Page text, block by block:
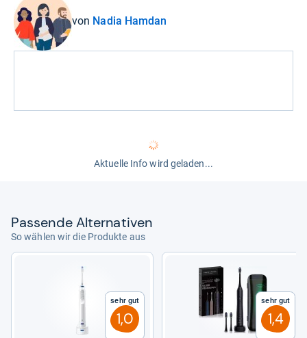
von Nadia Hamdan
Aktuelle Info wird geladen...
Pas­sende Alter­na­ti­ven
So wählen wir die Produkte aus
Sehr gut
1,0
Sehr gut
1,4